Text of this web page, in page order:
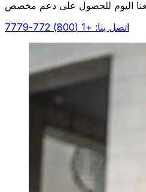
اتصل بنا: +1 (800) 772-7779